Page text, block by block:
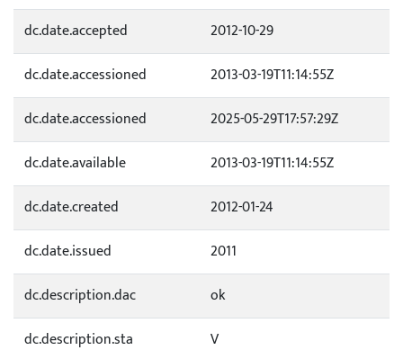
dc.date.accepted
2012-10-29
dc.date.accessioned
2013-03-19T11:14:55Z
dc.date.accessioned
2025-05-29T17:57:29Z
dc.date.available
2013-03-19T11:14:55Z
dc.date.created
2012-01-24
dc.date.issued
2011
dc.description.dac
ok
dc.description.sta
V